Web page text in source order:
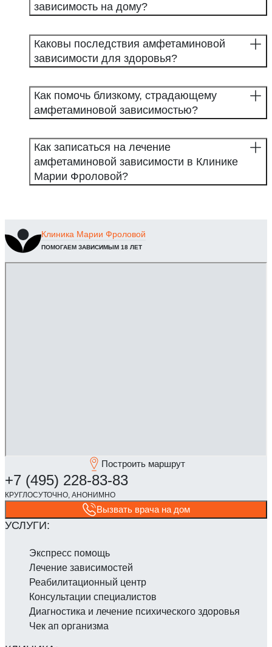
зависимость на дому?
Каковы последствия амфетаминовой
зависимости для здоровья?
Как помочь близкому, страдающему
амфетаминовой зависимостью?
Как записаться на лечение
амфетаминовой зависимости в Клинике
Марии Фроловой?
Клиника Марии Фроловой
ПОМОГАЕМ ЗАВИСИМЫМ 18 ЛЕТ
Построить маршрут
Вызвать врача на дом
Экспресс помощь
Лечение зависимостей
Реабилитаци­онный центр
Консультации специалистов
Диагностика и лечение психического здоровья
Чек ап организма